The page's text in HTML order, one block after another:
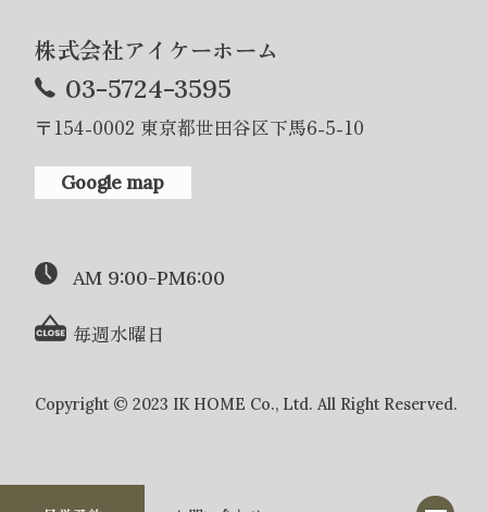
株式会社アイケーホーム
03-5724-3595
〒154-0002 東京都世田谷区下馬6-5-10
Google map
AM 9:00-PM6:00
毎週水曜日
Copyright © 2023 IK HOME Co., Ltd. All Right Reserved.